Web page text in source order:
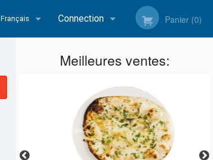
Français Connection
Inscription
Panier (0)
Meilleures ventes: